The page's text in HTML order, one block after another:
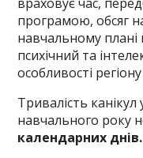
програмою, обсяг
навчальному плані
психічний та
особливості
Тривалість
навчального року
календарних днів.